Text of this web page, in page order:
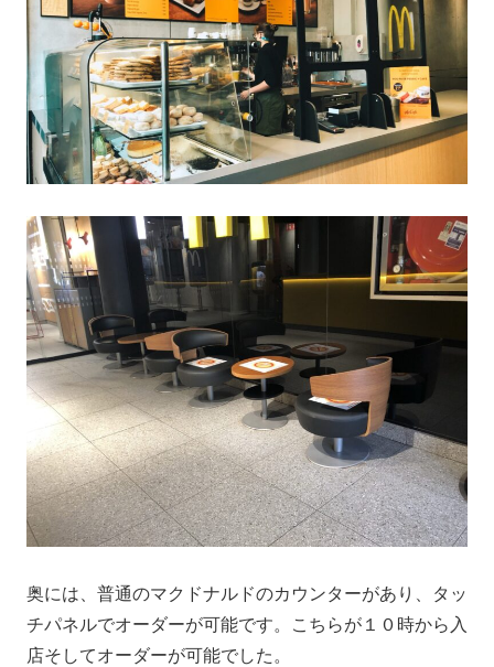
奥には、普通のマクドナルドのカウンターがあり、タッ
チパネルでオーダーが可能です。こちらが１０時から入
店そしてオーダーが可能でした。